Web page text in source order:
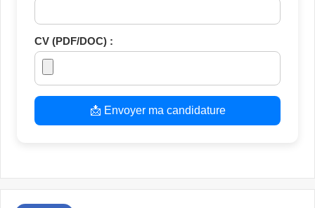
CV (PDF/DOC) :
📩 Envoyer ma candidature